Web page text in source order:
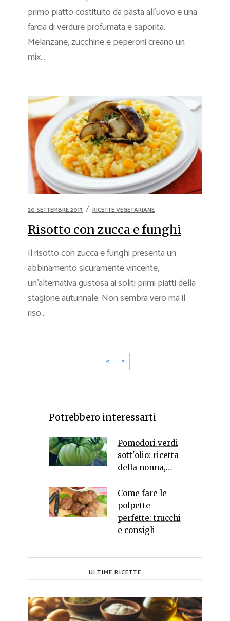
primo piatto costituito da pasta all’uovo e una
farcia di verdure profumata e saporita.
Melanzane, zucchine e peperoni creano un
mix...
20 SETTEMBRE 2017 RICETTE VEGETARIANE
Risotto con zucca e funghi
Il risotto con zucca e funghi presenta un
abbinamento sicuramente vincente,
un’alternativa gustosa ai soliti primi piatti della
stagione autunnale. Non sembra vero ma il
riso...
« »
Potrebbero interessarti
Pomodori verdi
sott'olio: ricetta
della nonna,…
Come fare le
polpette
perfette: trucchi
e consigli
ULTIME RICETTE